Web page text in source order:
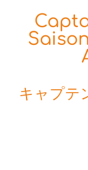
キャプテ